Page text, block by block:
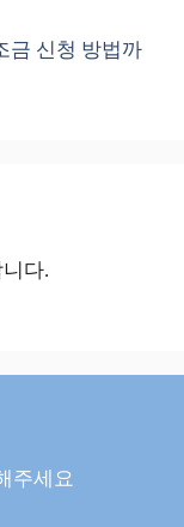
금 신청 방법까
다.
주세요